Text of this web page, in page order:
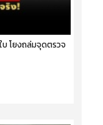
บ โยงถล่มจุดตรวจ